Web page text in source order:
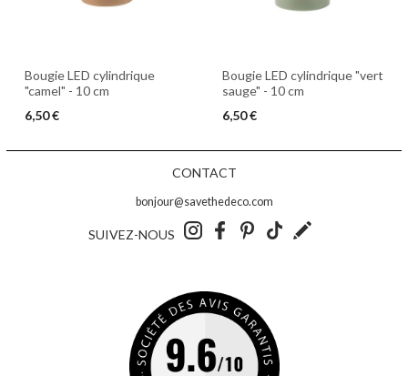
Bougie LED cylindrique
"camel" - 10 cm
6,50 €
Bougie LED cylindrique "vert
sauge" - 10 cm
6,50 €
CONTACT
bonjour@savethedeco.com
SUIVEZ-NOUS